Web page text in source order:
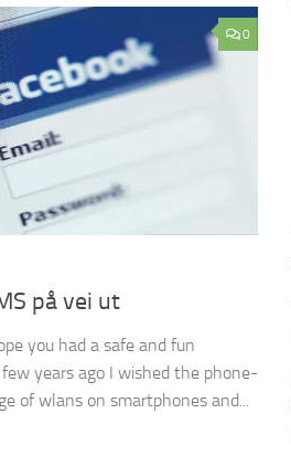
0
på vei ut
you had a safe and fun
years ago I wished the phone-
of wlans on smartphones and...